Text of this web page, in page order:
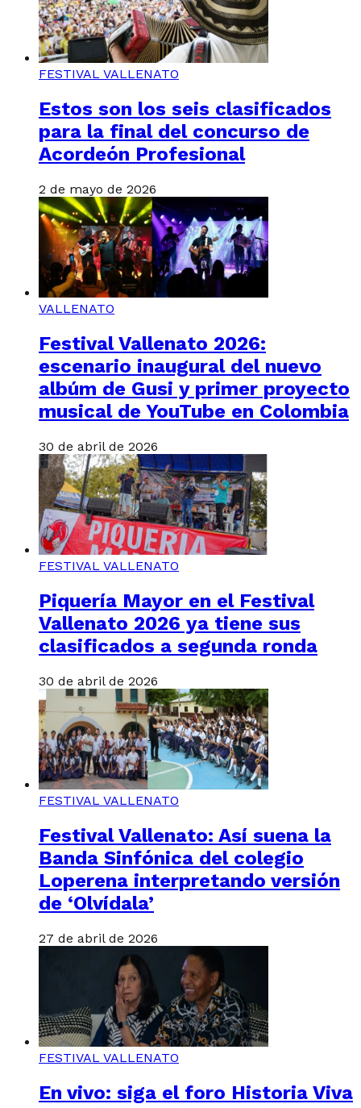
FESTIVAL VALLENATO
Estos son los seis clasificados
para la final del concurso de
Acordeón Profesional
2 de mayo de 2026
VALLENATO
Festival Vallenato 2026:
escenario inaugural del nuevo
albúm de Gusi y primer proyecto
musical de YouTube en Colombia
30 de abril de 2026
FESTIVAL VALLENATO
Piquería Mayor en el Festival
Vallenato 2026 ya tiene sus
clasificados a segunda ronda
30 de abril de 2026
FESTIVAL VALLENATO
Festival Vallenato: Así suena la
Banda Sinfónica del colegio
Loperena interpretando versión
de ‘Olvídala’
27 de abril de 2026
FESTIVAL VALLENATO
En vivo: siga el foro Historia Viva